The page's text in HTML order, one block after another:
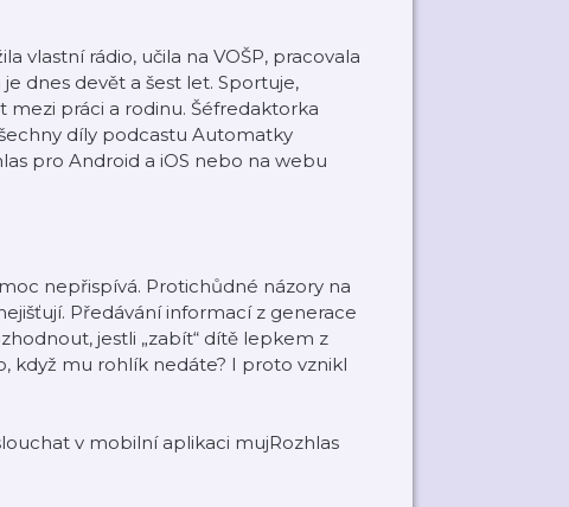
vlastní rádio, učila na VOŠP, pracovala
dnes devět a šest let. Sportuje,
mezi práci a rodinu. Šéfredaktorka
díly podcastu Automatky
pro Android a iOS nebo na webu
nepřispívá. Protichůdné názory na
Předávání informací z generace
jestli „zabít“ dítě lepkem z
když mu rohlík nedáte? I proto vznikl
v mobilní aplikaci mujRozhlas